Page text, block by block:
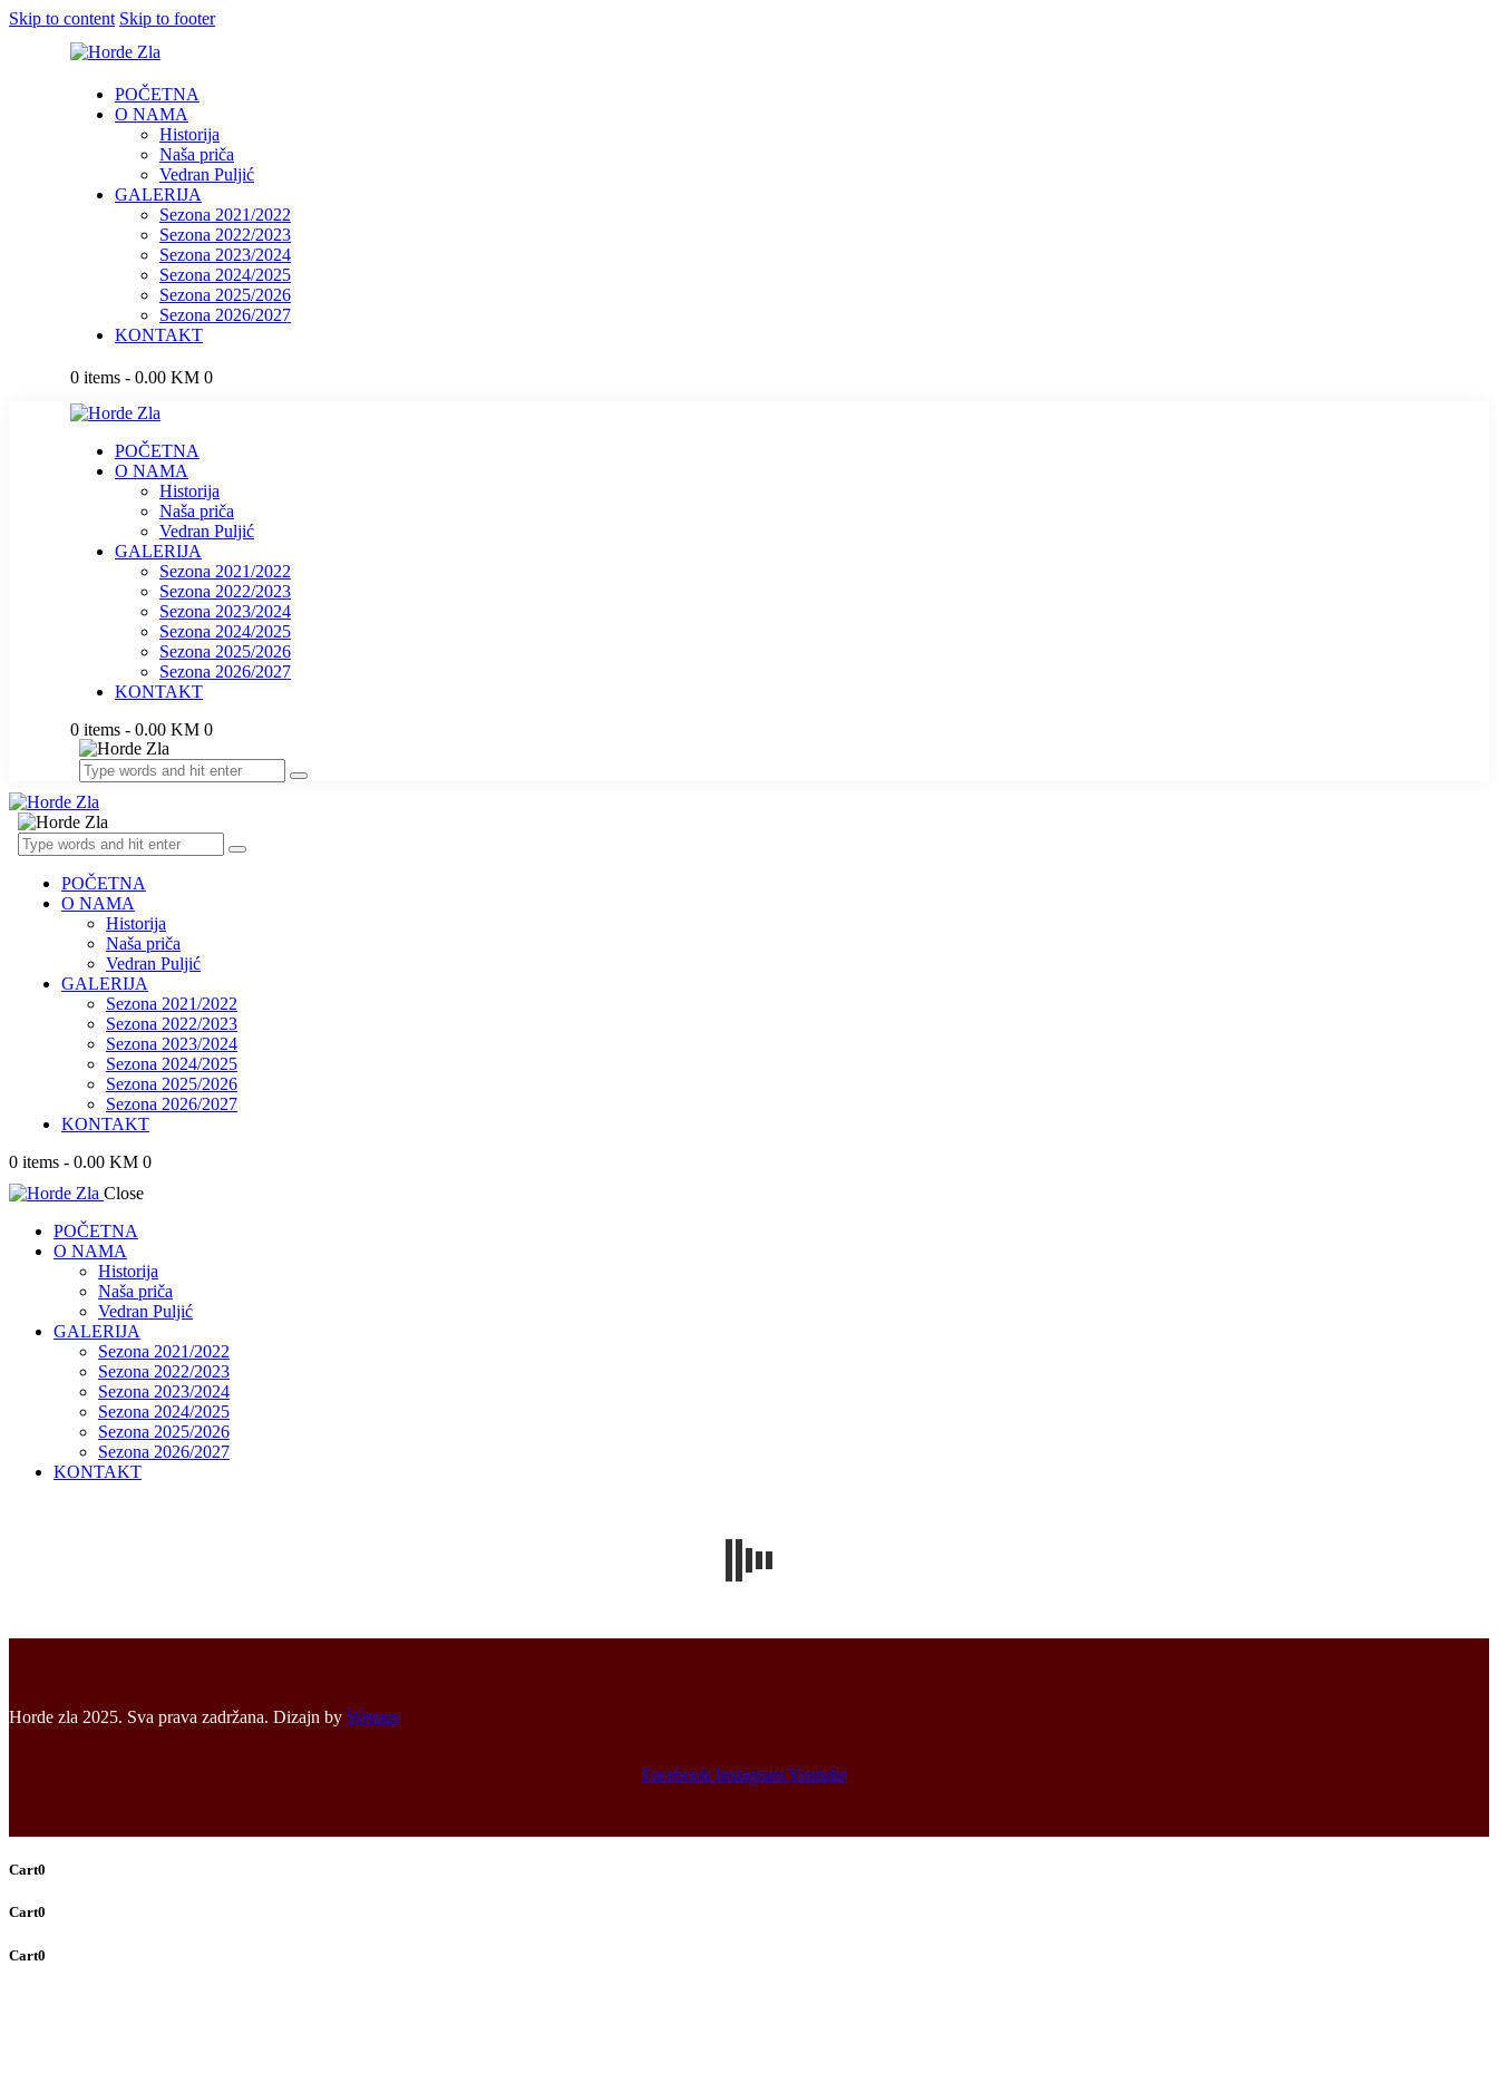
Skip to content Skip to footer
POČETNA
O NAMA
Historija
Naša priča
Vedran Puljić
GALERIJA
Sezona 2021/2022
Sezona 2022/2023
Sezona 2023/2024
Sezona 2024/2025
Sezona 2025/2026
Sezona 2026/2027
KONTAKT
0 items - 0.00 KM 0
POČETNA
O NAMA
Historija
Naša priča
Vedran Puljić
GALERIJA
Sezona 2021/2022
Sezona 2022/2023
Sezona 2023/2024
Sezona 2024/2025
Sezona 2025/2026
Sezona 2026/2027
KONTAKT
0 items - 0.00 KM 0
POČETNA
O NAMA
Historija
Naša priča
Vedran Puljić
GALERIJA
Sezona 2021/2022
Sezona 2022/2023
Sezona 2023/2024
Sezona 2024/2025
Sezona 2025/2026
Sezona 2026/2027
KONTAKT
0 items - 0.00 KM 0
Close
POČETNA
O NAMA
Historija
Naša priča
Vedran Puljić
GALERIJA
Sezona 2021/2022
Sezona 2022/2023
Sezona 2023/2024
Sezona 2024/2025
Sezona 2025/2026
Sezona 2026/2027
KONTAKT
Horde zla 2025. Sva prava zadržana. Dizajn by Wemus
Facebook InstagramYoutube
Cart0
Cart0
Cart0